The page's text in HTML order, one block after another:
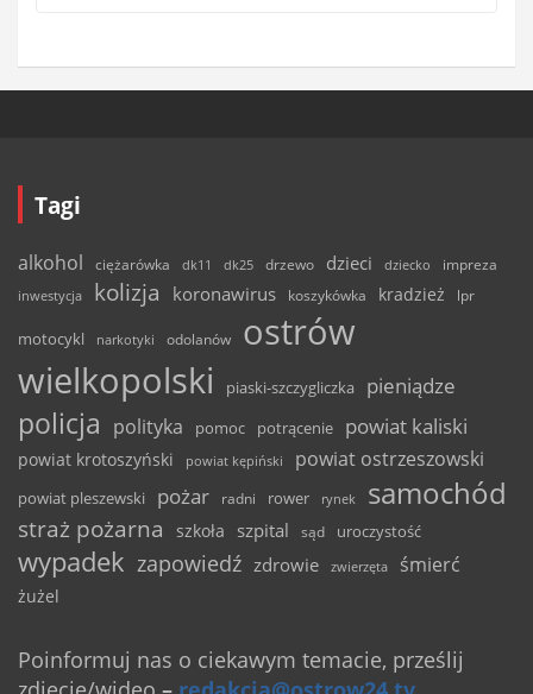
Tagi
alkohol ciężarówka dk11 dk25 drzewo dzieci dziecko
impreza
inwestycja
kolizja koronawirus koszykówka kradzież lpr
motocykl narkotyki odolanów
ostrów
wielkopolski
piaski-szczygliczka pieniądze
policja polityka pomoc potrącenie powiat kaliski
powiat krotoszyński powiat kępiński powiat ostrzeszowski
powiat pleszewski pożar radni rower rynek samochód
straż pożarna szkoła szpital sąd uroczystość
wypadek zapowiedź zdrowie zwierzęta śmierć
żużel
Poinformuj nas o ciekawym temacie, prześlij